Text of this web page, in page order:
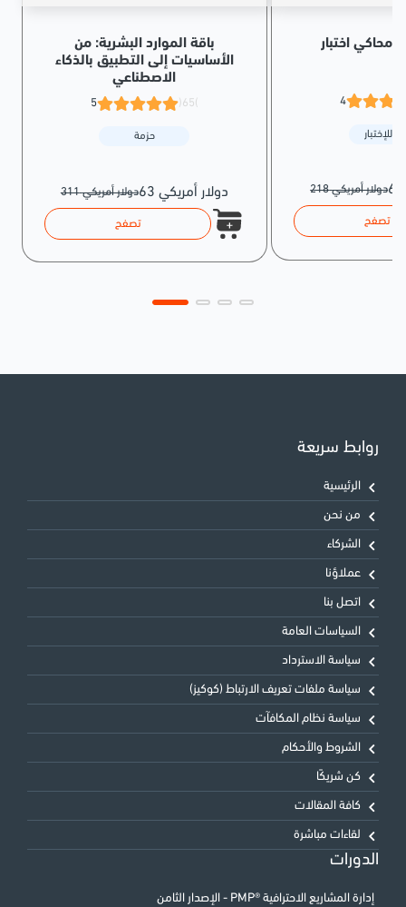
باقة الموارد البشرية: من
الأساسيات إلى التطبيق بالذكاء
الاصطناعي
5 (65)
حزمة
311 دولار أمريكي 63 دولار أمريكي
تصفح
4
للإختبار
218 دولار أمريكي
تصفح
روابط سريعة
الرئيسية
من نحن
الشركاء
عملاؤنا
اتصل بنا
السياسات العامة
سياسة الاسترداد
سياسة ملفات تعريف الارتباط (كوكيز)
سياسة نظام المكافآت
الشروط والأحكام
كن شريكًا
كافة المقالات
لقاءات مباشرة
الدورات
إدارة المشاريع الاحترافية ®PMP - الإصدار الثامن